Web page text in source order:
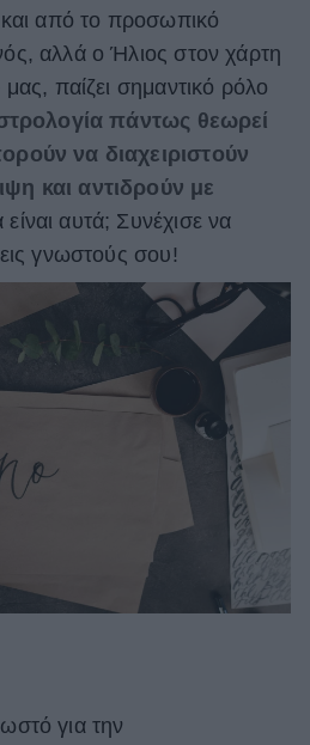
και από το προσωπικό
αλλά ο Ήλιος στον χάρτη
παίζει σημαντικό ρόλο
πάντως θεωρεί
να διαχειριστούν
και αντιδρούν με
είναι αυτά; Συνέχισε να
γνωστούς σου!
για την